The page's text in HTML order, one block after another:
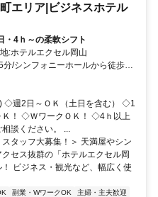
エリア|ビジネスホテル
・4ｈ～の柔軟シフト
:ホテルエクセル岡山
/シンフォニーホールから徒歩1
◇週2日～ＯＫ（土日を含む） ◇1
Ｋ！ ◇ＷワークＯＫ！ ◇4ｈ以上
談ください。 ...
タッフ大募集！＞ 天満屋やシン
セス抜群の「ホテルエクセル岡
ビジネス・観光など、幅広く使
副業・WワークOK 主婦・主夫歓迎